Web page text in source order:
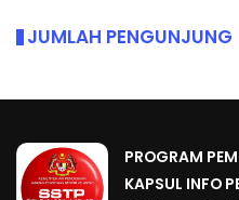
JUMLAH PENGUNJUNG
PROGRAM
KAPSUL INFO